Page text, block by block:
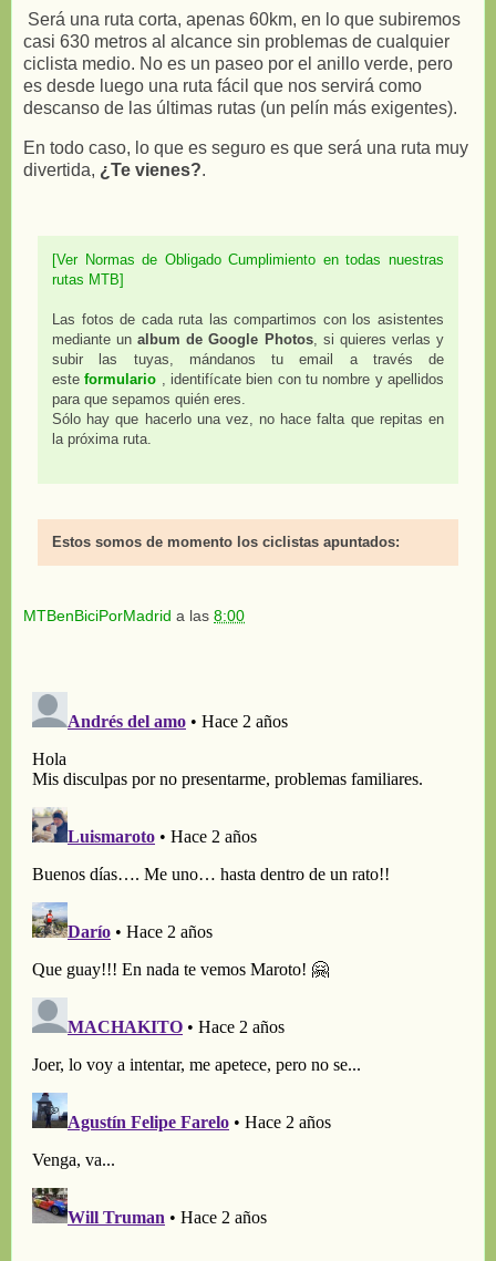
Será una ruta corta, apenas 60km, en lo que subiremos
casi 630 metros al alcance sin problemas de cualquier
ciclista medio. No es un paseo por el anillo verde, pero
es desde luego una ruta fácil que nos servirá como
descanso de las últimas rutas (un pelín más exigentes).
En todo caso, lo que es seguro es que será una ruta muy
divertida, ¿Te vienes?.
[Ver Normas de Obligado Cumplimiento en todas nuestras
rutas MTB]
Las fotos de cada ruta las compartimos con los asistentes
mediante unalbum de Google Photos, si quieres verlas y
subir las tuyas, mándanos tu email a través de
esteformulario
, identifícate bien con tu nombre y apellidos
para que sepamos quién eres.
Sólo hay que hacerlo una vez, no hace falta que repitas en
la próxima ruta.
Estos somos de momento los ciclistas apuntados:
MTBenBiciPorMadrid a las 8:00